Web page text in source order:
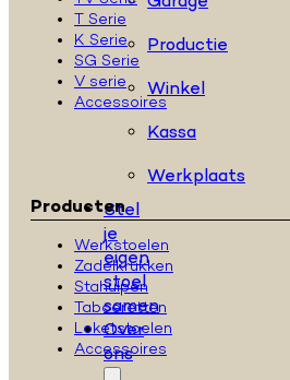
Productie
Winkel
Kassa
Werkplaats
Stel
je
eigen
stoel
samen
Over
ons
T Serie
K Serie
SG Serie
V serie
Accessoires
Producten
Werkstoelen
Zadelkrukken
Stahulpen
Taboeretten
Loketstoelen
Accessoires